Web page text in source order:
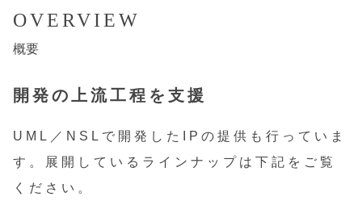
OVERVIEW
概要
開発の上流工程を支援
​UML／NSLで開発したIPの提供も行っていま
す。展開しているラインナップは下記をご覧
ください。